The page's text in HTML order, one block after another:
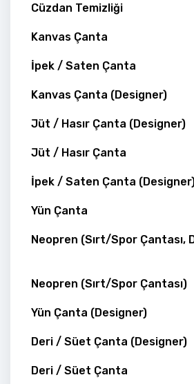
Cüzdan Temizliği
Kanvas Çanta
İpek / Saten Çanta
Kanvas Çanta (Designer)
Jüt / Hasır Çanta (Designer)
Jüt / Hasır Çanta
İpek / Saten Çanta
Yün Çanta
Neopren (Sırt/Spor Çantası,
Neopren (Sırt/Spor Çantası)
Yün Çanta (Designer)
Deri / Süet Çanta (Designer)
Deri / Süet Çanta